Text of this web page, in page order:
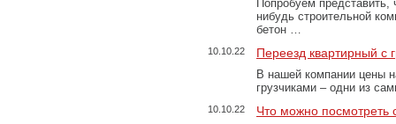
Попробуем представить,
нибудь строительной
бетон …
10.10.22 Переезд квартирный с
В нашей компании цены
грузчиками – одни из
10.10.22 Что можно посмотреть